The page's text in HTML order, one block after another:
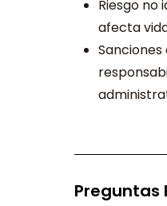
Riesgo no
afecta
Sanciones
Preguntas